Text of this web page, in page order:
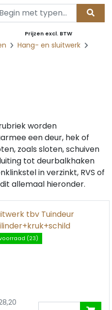
Prijzen excl. BTW
Hang- en sluitwerk
worden
een deur, hek of
zoals sloten, schuiven
tot deurbalkhaken
in verzinkt, RVS of
allemaal hieronder.
tbv Tuindeur
(23)